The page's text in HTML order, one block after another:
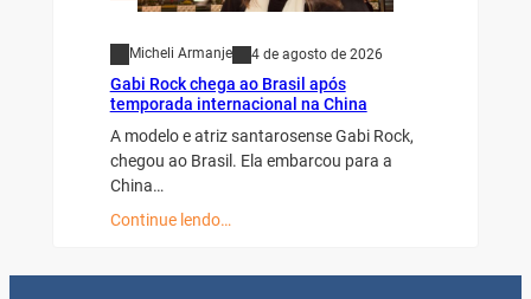
Micheli Armanje 4 de agosto de 2026
Gabi Rock chega ao Brasil após
temporada internacional na China
A modelo e atriz santarosense Gabi Rock,
chegou ao Brasil. Ela embarcou para a
China…
Continue lendo…